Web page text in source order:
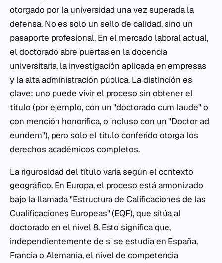
otorgado por la universidad una vez superada la
defensa. No es solo un sello de calidad, sino un
pasaporte profesional. En el mercado laboral actual,
el doctorado abre puertas en la docencia
universitaria, la investigación aplicada en empresas
y la alta administración pública. La distinción es
clave: uno puede vivir el proceso sin obtener el
título (por ejemplo, con un "doctorado cum laude" o
con mención honorífica, o incluso con un "Doctorad
eundem"), pero solo el título conferido otorga los
derechos académicos completos.
La rigurosidad del título varía según el contexto
geográfico. En Europa, el proceso está armonizado
bajo la llamada "Estructura de Calificaciones de las
Cualificaciones Europeas" (EQF), que sitúa al
doctorado en el nivel 8. Esto significa que,
independientemente de si se estudia en España,
Francia o Alemania, el nivel de competencia